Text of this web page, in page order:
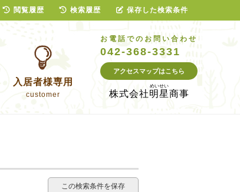
入居者様専用
customer
お電話でのお問い合わせ
042-368-3331
アクセスマップはこちら
株式会社明星商事
この検索条件を保存
閲覧履歴 検索履歴 保存した検索条件